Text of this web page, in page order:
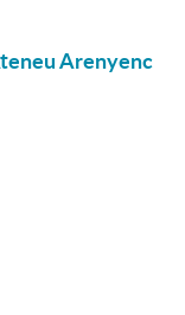
Arenyenc